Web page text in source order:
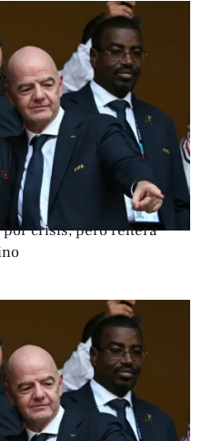
por crisis, pero reitera